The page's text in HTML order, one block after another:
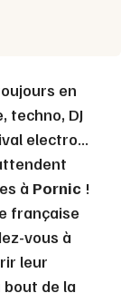
en
techno, DJ
electro...
à Pornic !
française
vous à
leur
bout de la